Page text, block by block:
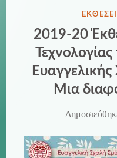
ΣΤΗΝ
2019-20
Μια